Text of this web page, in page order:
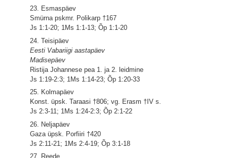
23. Esmaspäev
Smürna pskmr. Polikarp †167
Js 1:1-20; 1Ms 1:1-13; Õp 1:1-20
24. Teisipäev
Eesti Vabariigi aastapäev
Madisepäev
Ristija Johannese pea 1. ja 2. leidmine
Js 1:19-2:3; 1Ms 1:14-23; Õp 1:20-33
25. Kolmapäev
Konst. üpsk. Taraasi †806; vg. Erasm †IV s.
Js 2:3-11; 1Ms 1:24-2:3; Õp 2:1-22
26. Neljapäev
Gaza üpsk. Porfiiri †420
Js 2:11-21; 1Ms 2:4-19; Õp 3:1-18
27. Reede